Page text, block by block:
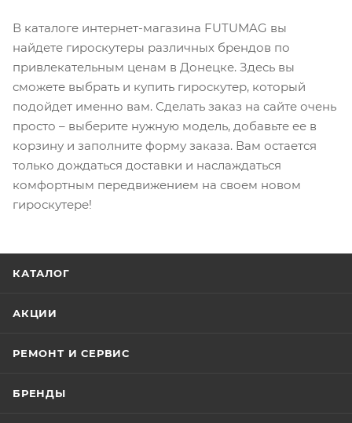
В каталоге интернет-магазина FUTUMAG вы
найдете гироскутеры различных брендов по
привлекательным ценам в Донецке. Здесь вы
сможете выбрать и купить гироскутер, который
подойдет именно вам. Сделать заказ на сайте очень
просто – выберите нужную модель, добавьте ее в
корзину и заполните форму заказа. Вам остается
только дождаться доставки и наслаждаться
комфортным передвижением на своем новом
гироскутере!
КАТАЛОГ
АКЦИИ
РЕМОНТ И СЕРВИС
БРЕНДЫ